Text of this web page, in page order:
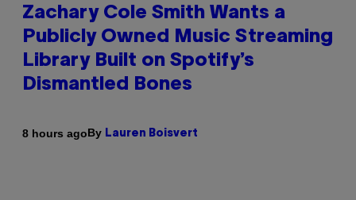
Zachary Cole Smith Wants a
Publicly Owned Music Streaming
Library Built on Spotify’s
Dismantled Bones
8 hours agoBy Lauren Boisvert